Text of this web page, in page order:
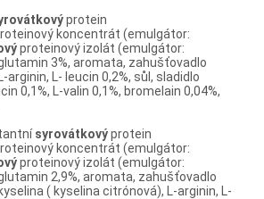
protein
koncentrát (emulgátor:
proteinový izolát (emulgátor:
3%, aromata, zahušťovadlo
L- leucin 0,2%, sůl, sladidlo
0,1%, L-valin 0,1%, bromelain 0,04%,
syrovátkovýprotein
koncentrát (emulgátor:
proteinový izolát (emulgátor:
2,9%, aromata, zahušťovadlo
( kyselina citrónová), L-arginin, L-